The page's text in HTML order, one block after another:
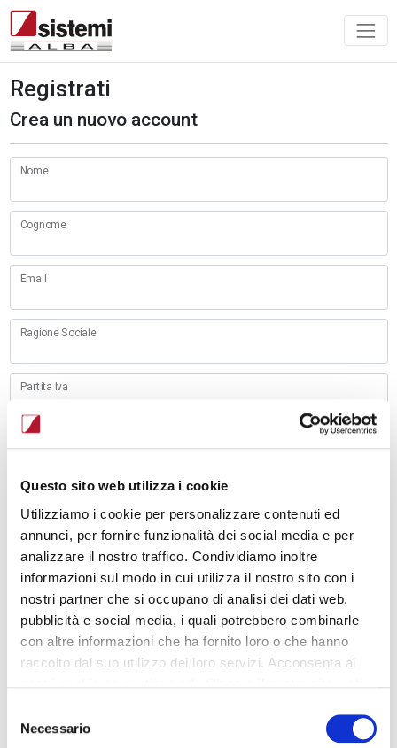
Questo sito web utilizza i cookie
Utilizziamo i cookie per personalizzare contenuti ed
annunci, per fornire funzionalità dei social media e per
analizzare il nostro traffico. Condividiamo inoltre
informazioni sul modo in cui utilizza il nostro sito con i
nostri partner che si occupano di analisi dei dati web,
pubblicità e social media, i quali potrebbero combinarle
con altre informazioni che ha fornito loro o che hanno
raccolto dal suo utilizzo dei loro servizi. Acconsenta ai
delNecessario
Registrati
Crea un nuovo account
Nome
Cognome
Email
Ragione Sociale
Partita Iva
Password
Dichiaro di aver letto e accettato la nostra Informativa sulla
privacye le nostre policy sui cookies.
Presto il consenso a ricevere comunicazioni commerciali e
marketing ai sensi dell'articolo 7 del Reg.to UE 2016/679.
marketing avvalendosi di soggetti terzi a ciò espressamente
autorizzati ai sensi dell'articolo 7 del Reg.to UE 2016/679.